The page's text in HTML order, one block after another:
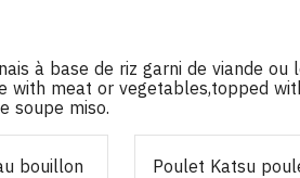
à base de riz garni de viande
with meat or vegetables,topped
soupe miso.
bouillon Poulet Katsu